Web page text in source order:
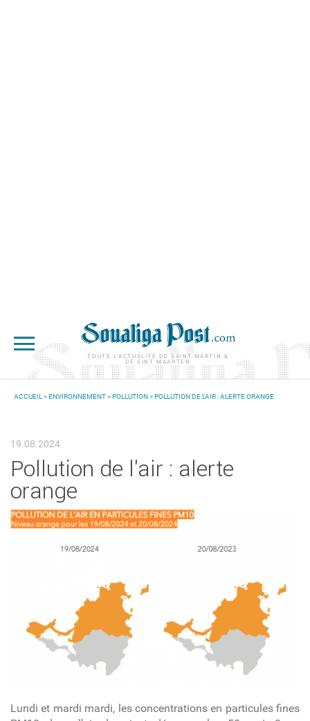
TOUTE L'ACTUALITÉ DE SAINT-MARTIN &
DE SINT MAARTEN
ACCUEIL >ENVIRONNEMENT>POLLUTION> POLLUTION DE L'AIR : ALERTE ORANGE
19.08.2024
Pollution de l'air : alerte
orange
Lundi et mardi mardi, les concentrations en particules fines